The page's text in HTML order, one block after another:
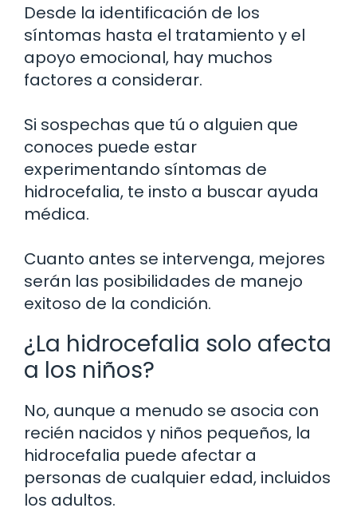
Desde la identificación de los
síntomas hasta el tratamiento y el
apoyo emocional, hay muchos
factores a considerar.
Si sospechas que tú o alguien que
conoces puede estar
experimentando síntomas de
hidrocefalia, te insto a buscar ayuda
médica.
Cuanto antes se intervenga, mejores
serán las posibilidades de manejo
exitoso de la condición.
¿La hidrocefalia solo afecta
a los niños?
No, aunque a menudo se asocia con
recién nacidos y niños pequeños, la
hidrocefalia puede afectar a
personas de cualquier edad, incluidos
los adultos.